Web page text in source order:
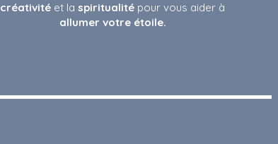
créativité et laspiritualité pour vous aider à
allumer votre étoile.